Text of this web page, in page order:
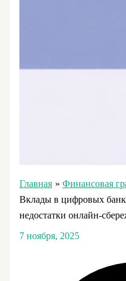
Главная
Финансовая
Вклады в цифровых
недостатки онлайн-
7 ноября, 2025